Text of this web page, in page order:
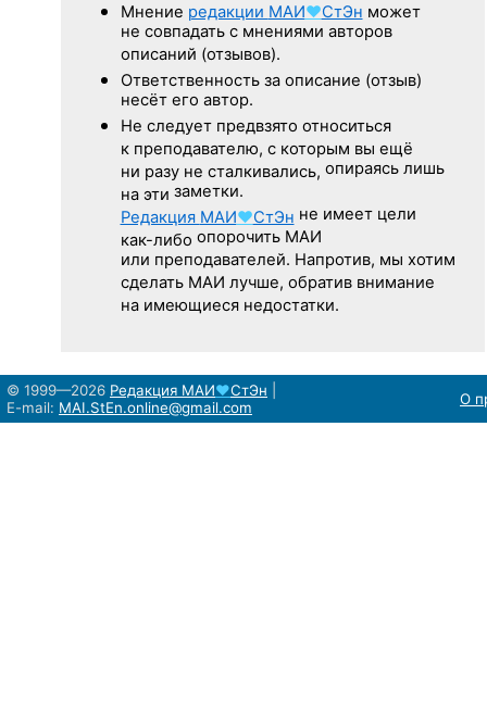
Мнение редакции МАИ♥СтЭн может
не совпадать с мнениями авторов
описаний (отзывов).
Ответственность за описание (отзыв)
несёт его автор.
Не следуетпредвзято относиться
к преподавателю, с которым вы ещё
ни разу не сталкивались, опираясь лишь
на эти заметки.
Редакция МАИ♥СтЭн не имеет цели
как-либо опорочить МАИ
или преподавателей. Напротив, мы хотим
сделать МАИ лучше, обратив внимание
на имеющиеся недостатки.
© 1999—2026 Редакция МАИ♥СтЭн
E-mail: MAI.StEn.online@gmail.com О